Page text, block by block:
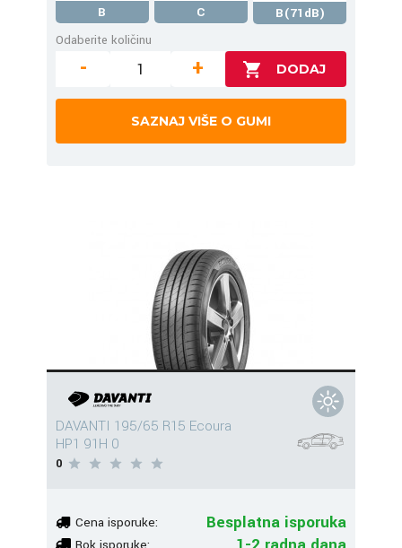
B C
B(71dB)
Odaberite količinu
- +
SAZNAJ VIŠE O GUMI
DAVANTI 195/65 R15 Ecoura
HP1 91H 0
0
Cena isporuke: Besplatna isporuka
Rok isporuke: